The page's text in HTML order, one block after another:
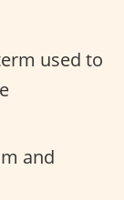
used to
and